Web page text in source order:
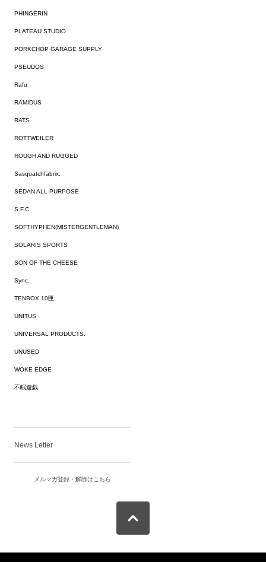
PHINGERIN
PLATEAU STUDIO
PORKCHOP GARAGE SUPPLY
PSEUDOS
Rafu
RAMIDUS
RATS
ROTTWEILER
ROUGH AND RUGGED
Sasquatchfabrix.
SEDAN ALL-PURPOSE
S.F.C
SOFTHYPHEN(MISTERGENTLEMAN)
SOLARIS SPORTS
SON OF THE CHEESE
Sync.
TENBOX 10匣
UNITUS
UNIVERSAL PRODUCTS.
UNUSED
WOKE EDGE
不眠遊戯
News Letter
メルマガ登録・解除はこちら